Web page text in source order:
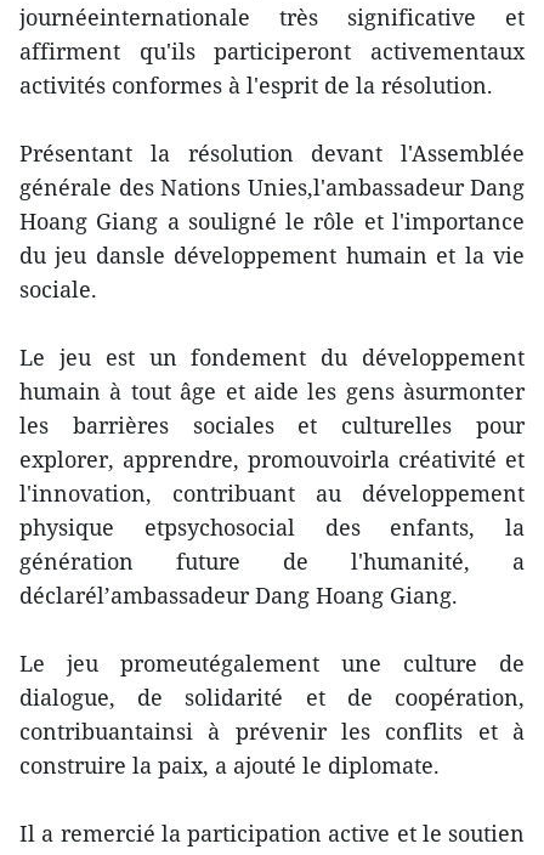
journéeinternationale très significative et
affirment qu'ils participeront activementaux
activités conformes à l'esprit de la résolution.
Présentant la résolution devant l'Assemblée
générale des Nations Unies,l'ambassadeur Dang
Hoang Giang a souligné le rôle et l'importance
du jeu dansle développement humain et la vie
sociale.
Le jeu est un fondement du développement
humain à tout âge et aide les gens àsurmonter
les barrières sociales et culturelles pour
explorer, apprendre, promouvoirla créativité et
l'innovation, contribuant au développement
physique etpsychosocial des enfants, la
génération future de l'humanité, a
déclarél’ambassadeur Dang Hoang Giang.
Le jeu promeutégalement une culture de
dialogue, de solidarité et de coopération,
contribuantainsi à prévenir les conflits et à
construire la paix, a ajouté le diplomate.
Il a remercié la participation active et le soutien